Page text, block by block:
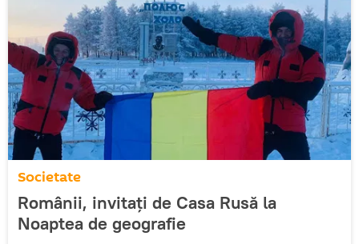
Societate
Românii, invitați de Casa Rusă la
Noaptea de geografie